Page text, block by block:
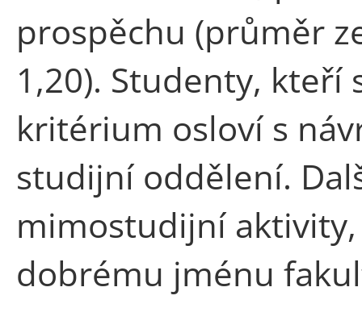
prospěchu (průměr
1,20). Studenty,
kritérium osloví s
studijní oddělení.
mimostudijní
dobrému jménu